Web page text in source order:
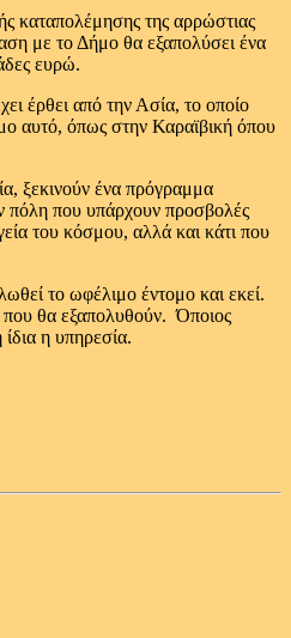
καταπολέμησης της αρρώστιας
με το Δήμο θα εξαπολύσει ένα
ευρώ.
έρθει από την Ασία, το οποίο
αυτό, όπως στην Καραϊβική όπου
ξεκινούν ένα πρόγραμμα
πόλη που υπάρχουν προσβολές
του κόσμου, αλλά και κάτι που
το ωφέλιμο έντομο και εκεί.
που θα εξαπολυθούν. Όποιος
η υπηρεσία.